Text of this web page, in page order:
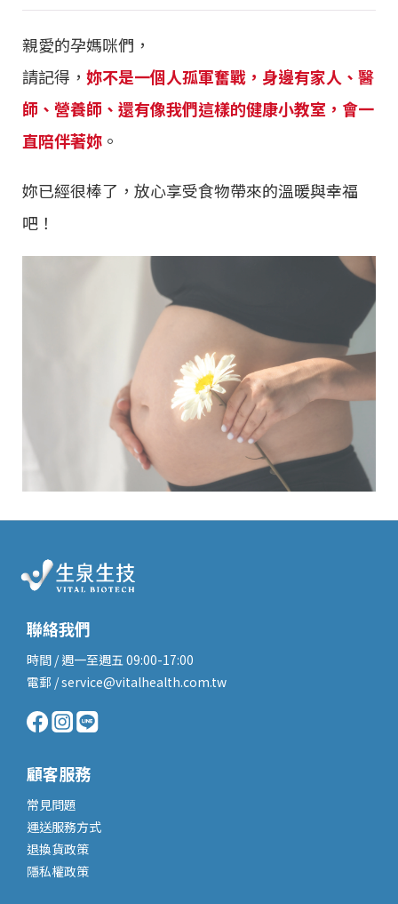
親愛的孕媽咪們，
請記得， 妳不是一個人孤軍奮戰，身邊有家人、醫
師、營養師、還有像我們這樣的健康小教室，會一
直陪伴著妳 。
妳已經很棒了，放心享受食物帶來的溫暖與幸福
吧！
聯絡我們
時間 / 週一至週五 09:00-17:00
電郵 / service@vitalhealth.com.tw
顧客服務
常見問題
運送服務方式
退換貨政策
隱私權政策